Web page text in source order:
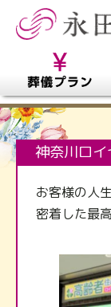
神奈川ロ
お客様の⼈
密着した最